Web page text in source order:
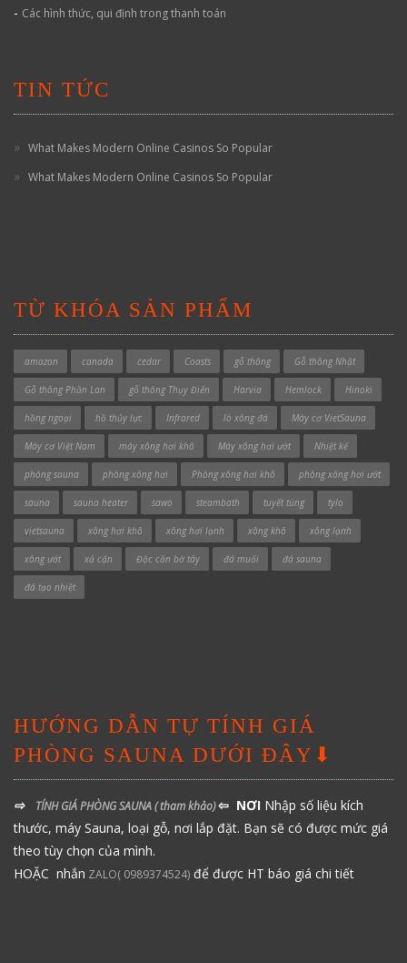
- Các hình thức, qui định trong thanh toán
TIN TỨC
What Makes Modern Online Casinos So Popular
What Makes Modern Online Casinos So Popular
TỪ KHÓA SẢN PHẨM
amazon canada cedar Coasts gỗ thông Gỗ thông Nhật
Gỗ thông Phần Lan gỗ thông Thụy Điển Harvia Hemlock Hinoki
hồng ngoại hồ thủy lực Infrared lò xông đá Máy cơ VietSauna
Máy cơ Việt Nam máy xông hơi khô Máy xông hơi ướt Nhiệt kế
phòng sauna phòng xông hơi Phòng xông hơi khô phòng xông hơi ướt
sauna sauna heater sawo steambath tuyết tùng tylo
vietsauna xông hơi khô xông hơi lạnh xông khô xông lạnh
xông ướt xả cặn Độc cần bờ tây đá muối đá sauna
đá tạo nhiệt
HƯỚNG DẪN TỰ TÍNH GIÁ
PHÒNG SAUNA DƯỚI ĐÂY⬇
⇨ TÍNH GIÁ PHÒNG SAUNA( tham khảo)⇦ NƠI Nhập số liệu kích
thước, máy Sauna, loại gỗ, nơi lắp đặt. Bạn sẽ có được mức giá
theo tùy chọn của mình.
HOẶC nhắn ZALO( 0989374524) để được HT báo giá chi tiết